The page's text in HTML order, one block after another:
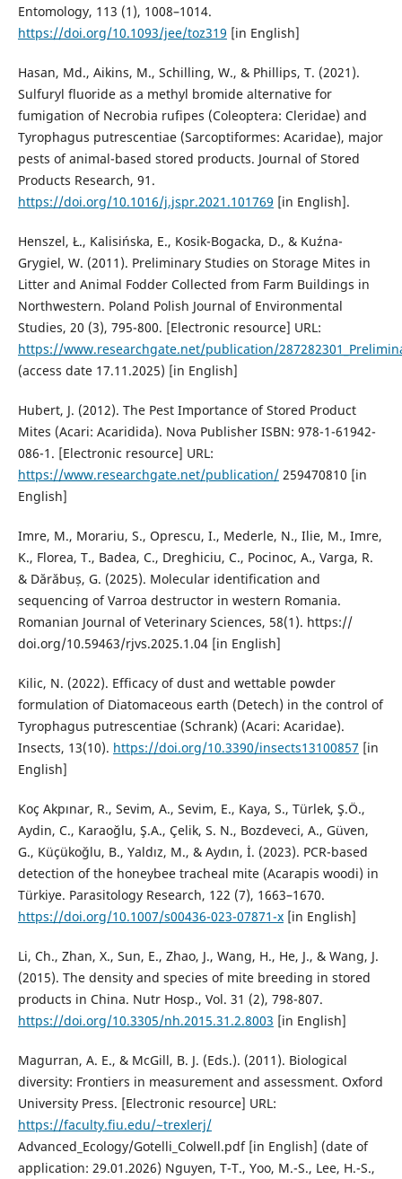
Entomology, 113 (1), 1008–1014.
https://doi.org/10.1093/jee/toz319 [in English]
Hasan, Md., Aikins, M., Schilling, W., & Phillips, T. (2021).
Sulfuryl fluoride as a methyl bromide alternative for
fumigation of Necrobia rufipes (Coleoptera: Cleridae) and
Tyrophagus putrescentiae (Sarcoptiformes: Acaridae), major
pests of animal-based stored products. Journal of Stored
Products Research, 91.
https://doi.org/10.1016/j.jspr.2021.101769 [in English].
Henszel, Ł., Kalisińska, E., Kosik-Bogacka, D., & Kuźna-
Grygiel, W. (2011). Preliminary Studies on Storage Mites in
Litter and Animal Fodder Collected from Farm Buildings in
Northwestern. Poland Polish Journal of Environmental
Studies, 20 (3), 795-800. [Electronic resource] URL:
https://www.researchgate.net/publication/
(access date 17.11.2025) [in English]
Hubert, J. (2012). The Pest Importance of Stored Product
Mites (Acari: Acaridida). Nova Publisher ISBN: 978-1-61942-
086-1. [Electronic resource] URL:
https://www.researchgate.net/publication/259470810 [in
English]
Imre, M., Morariu, S., Oprescu, I., Mederle, N., Ilie, M., Imre,
K., Florea, T., Badea, C., Dreghiciu, C., Pocinoc, A., Varga, R.
& Dărăbuș, G. (2025). Molecular identification and
sequencing of Varroa destructor in western Romania.
Romanian Journal of Veterinary Sciences, 58(1). https://
doi.org/10.59463/rjvs.2025.1.04 [in English]
Kilic, N. (2022). Efficacy of dust and wettable powder
formulation of Diatomaceous earth (Detech) in the control of
Tyrophagus putrescentiae (Schrank) (Acari: Acaridae).
Insects, 13(10). https://doi.org/10.3390/insects13100857 [in
English]
Koç Akpınar, R., Sevim, A., Sevim, E., Kaya, S., Türlek, Ş.Ö.,
Aydin, C., Karaoğlu, Ş.A., Çelik, S. N., Bozdeveci, A., Güven,
G., Küçükoğlu, B., Yaldız, M., & Aydın, İ. (2023). PCR-based
detection of the honeybee tracheal mite (Acarapis woodi) in
Türkiye. Parasitology Research, 122 (7), 1663–1670.
https://doi.org/10.1007/s00436-023-07871-x[in English]
Li, Ch., Zhan, X., Sun, E., Zhao, J., Wang, H., He, J., & Wang, J.
(2015). The density and species of mite breeding in stored
products in China. Nutr Hosp., Vol. 31 (2), 798-807.
https://doi.org/10.3305/nh.2015.31.2.8003 [in English]
Magurran, A. E., & McGill, B. J. (Eds.). (2011). Biological
diversity: Frontiers in measurement and assessment. Oxford
University Press. [Electronic resource] URL:
https://faculty.fiu.edu/~trexlerj/
Advanced_Ecology/Gotelli_Colwell.pdf [in English] (date of
application: 29.01.2026) Nguyen, T-T., Yoo, M.-S., Lee, H.-S.,